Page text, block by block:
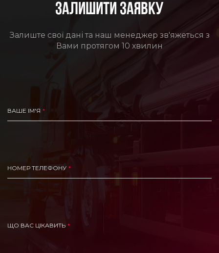
ЗАЛИШИТИ ЗАЯВКУ
Залиште свої дані та наш менеджер зв'яжеться з
Вами протягом 10 хвилин
ВАШЕ ІМ'Я
НОМЕР ТЕЛЕФОНУ
ЩО ВАС ЦІКАВИТЬ